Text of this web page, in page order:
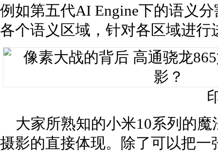
例如第五代AI Engine下的语义
各个语义区域，针对各区域进行
大家所熟知的小米10系列的魔
摄影的直接体现。除了可以把